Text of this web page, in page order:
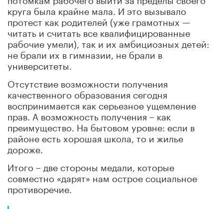
круга была крайне мала. И это вызывало
протест как родителей (уже грамотных —
читать и считать все квалифицированные
рабочие умели), так и их амбициозных детей:
не брали их в гимназии, не брали в
университеты.
Отсутствие возможности получения
качественного образования сегодня
воспринимается как серьезное ущемление
прав. А возможность получения – как
преимущество. На бытовом уровне: если в
районе есть хорошая школа, то и жилье
дороже.
Итого – две стороны медали, которые
совместно «дарят» нам острое социальное
противоречие.